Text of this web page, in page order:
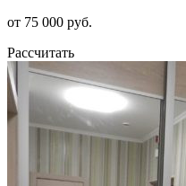
от 75 000 руб.
Рассчитать